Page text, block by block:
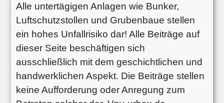
Alle untertägigen Anlagen wie Bunker,
Luftschutzstollen und Grubenbaue stellen
ein hohes Unfallrisiko dar! Alle Beiträge auf
dieser Seite beschäftigen sich
ausschließlich mit dem geschichtlichen und
handwerklichen Aspekt. Die Beiträge stellen
keine Aufforderung oder Anregung zum